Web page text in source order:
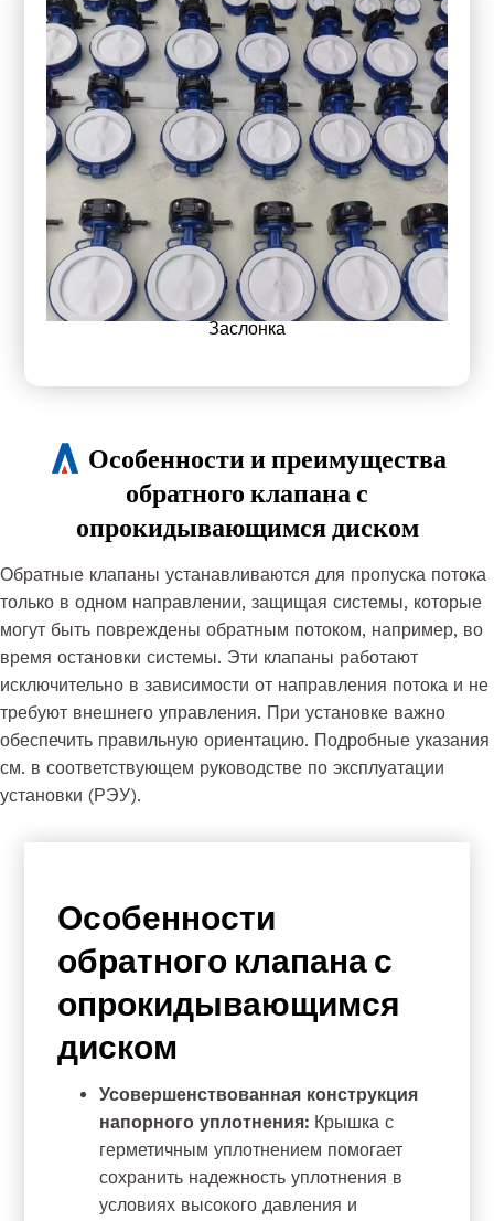
Заслонка
Особенности и преимущества
обратного клапана с
опрокидывающимся диском
Обратные клапаны устанавливаются для пропуска потока
только в одном направлении, защищая системы, которые
могут быть повреждены обратным потоком, например, во
время остановки системы. Эти клапаны работают
исключительно в зависимости от направления потока и не
требуют внешнего управления. При установке важно
обеспечить правильную ориентацию. Подробные указания
см. в соответствующем руководстве по эксплуатации
установки (РЭУ).
Особенности
обратного клапана с
опрокидывающимся
диском
Усовершенствованная конструкция
напорного уплотнения: Крышка с
герметичным уплотнением помогает
сохранить надежность уплотнения в
условиях высокого давления и